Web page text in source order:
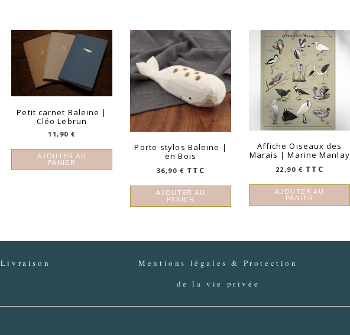
Petit carnet Baleine |
Cléo Lebrun
11,90€
AJOUTER AU
PANIER
Porte-stylos Baleine |
en Bois
36,90 € TTC
AJOUTER AU
PANIER
Affiche Oiseaux des
Marais | Marine Manlay
22,90 € TTC
AJOUTER AU
PANIER
Livraison
Mentions légales & Protection
de la vie privée